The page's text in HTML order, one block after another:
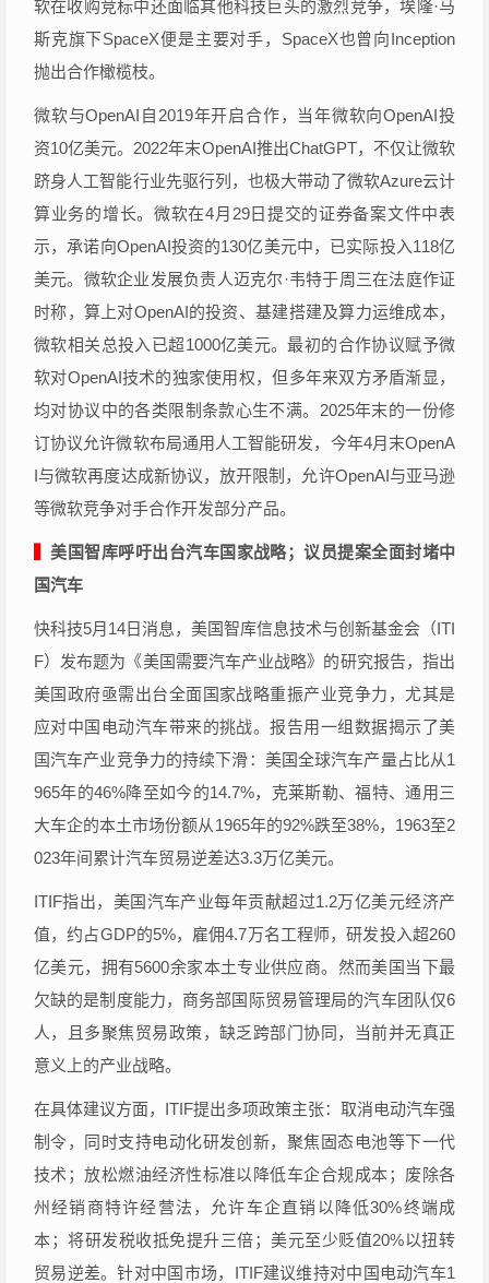
软在收购竞标中还面临其他科技巨头的激烈竞争，埃隆·马
斯克旗下SpaceX便是主要对手，SpaceX也曾向Inception
抛出合作橄榄枝。
微软与OpenAI自2019年开启合作，当年微软向OpenAI投
资10亿美元。2022年末OpenAI推出ChatGPT，不仅让微软
跻身人工智能行业先驱行列，也极大带动了微软Azure云计
算业务的增长。微软在4月29日提交的证券备案文件中表
示，承诺向OpenAI投资的130亿美元中，已实际投入118亿
美元。微软企业发展负责人迈克尔·韦特于周三在法庭作证
时称，算上对OpenAI的投资、基建搭建及算力运维成本，
微软相关总投入已超1000亿美元。最初的合作协议赋予微
软对OpenAI技术的独家使用权，但多年来双方矛盾渐显，
均对协议中的各类限制条款心生不满。2025年末的一份修
订协议允许微软布局通用人工智能研发，今年4月末OpenA
I与微软再度达成新协议，放开限制，允许OpenAI与亚马逊
等微软竞争对手合作开发部分产品。
美国智库呼吁出台汽车国家战略；议员提案全面封堵中
国汽车
快科技5月14日消息，美国智库信息技术与创新基金会（ITI
F）发布题为《美国需要汽车产业战略》的研究报告，指出
美国政府亟需出台全面国家战略重振产业竞争力，尤其是
应对中国电动汽车带来的挑战。报告用一组数据揭示了美
国汽车产业竞争力的持续下滑：美国全球汽车产量占比从1
965年的46%降至如今的14.7%，克莱斯勒、福特、通用三
大车企的本土市场份额从1965年的92%跌至38%，1963至2
023年间累计汽车贸易逆差达3.3万亿美元。
ITIF指出，美国汽车产业每年贡献超过1.2万亿美元经济产
值，约占GDP的5%，雇佣4.7万名工程师，研发投入超260
亿美元，拥有5600余家本土专业供应商。然而美国当下最
欠缺的是制度能力，商务部国际贸易管理局的汽车团队仅6
人，且多聚焦贸易政策，缺乏跨部门协同，当前并无真正
意义上的产业战略。
在具体建议方面，ITIF提出多项政策主张：取消电动汽车强
制令，同时支持电动化研发创新，聚焦固态电池等下一代
技术；放松燃油经济性标准以降低车企合规成本；废除各
州经销商特许经营法，允许车企直销以降低30%终端成
本；将研发税收抵免提升三倍；美元至少贬值20%以扭转
贸易逆差。针对中国市场，ITIF建议维持对中国电动汽车1